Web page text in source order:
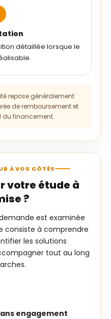
détaillée lorsque le
repose généralement
de remboursement et
du financement.
À VOS CÔTÉS
votre étude à
?
est examinée
consiste à comprendre
les solutions
tout au long
engagement